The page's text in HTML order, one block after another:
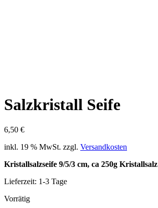
Salzkristall Seife
6,50 €
inkl. 19 % MwSt. zzgl. Versandkosten
Kristallsalzseife 9/5/3 cm, ca 250g Kristallsalz
Lieferzeit: 1-3 Tage
Vorrätig